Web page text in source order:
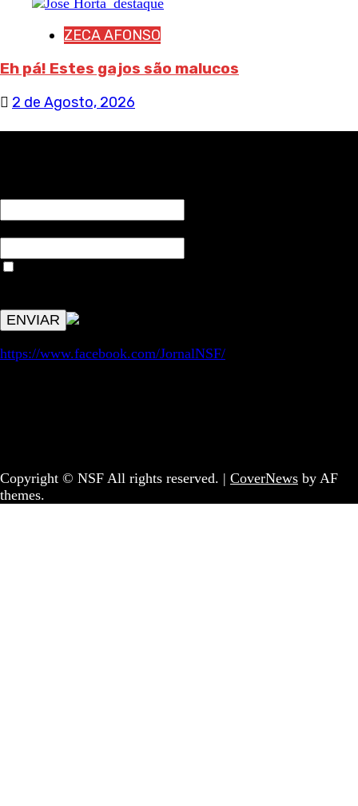
ZECA AFONSO
Eh pá! Estes gajos são malucos
2 de Agosto, 2026
https://www.facebook.com/JornalNSF/
Copyright © NSF All rights reserved. | CoverNews by AF
themes.